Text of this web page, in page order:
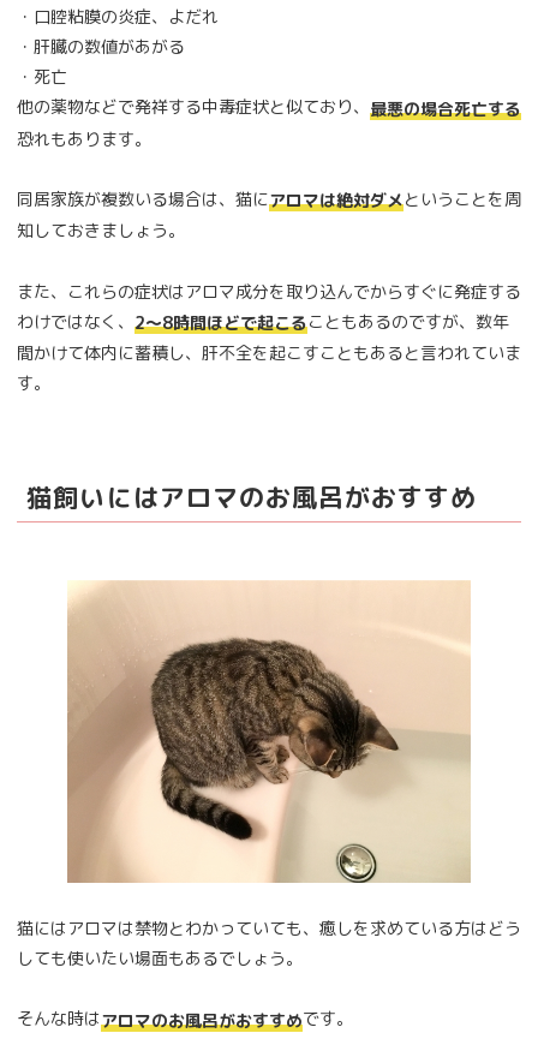
・口腔粘膜の炎症、よだれ
・肝臓の数値があがる
・死亡
他の薬物などで発祥する中毒症状と似ており、 最悪の場合死亡する
恐れもあります。
同居家族が複数いる場合は、猫にアロマは絶対ダメということを周
知しておきましょう。
また、これらの症状はアロマ成分を取り込んでからすぐに発症する
わけではなく、 2～8時間ほどで起こることもあるのですが、数年
間かけて体内に蓄積し、肝不全を起こすこともあると言われていま
す。
猫飼いにはアロマのお風呂がおすすめ
猫にはアロマは禁物とわかっていても、癒しを求めている方はどう
しても使いたい場面もあるでしょう。
そんな時はアロマのお風呂がおすすめです。